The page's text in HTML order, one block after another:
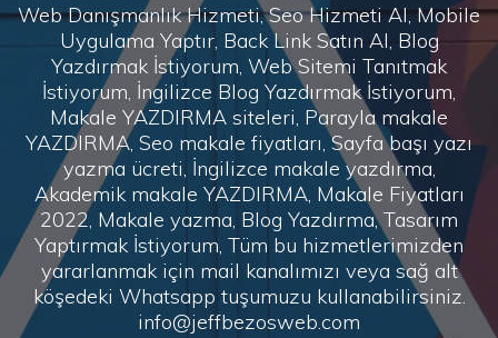
Web Danışmanlık Hizmeti, Seo Hizmeti Al, Mobile
Uygulama Yaptır, Back Link Satın Al, Blog
Yazdırmak İstiyorum, Web Sitemi Tanıtmak
İstiyorum, İngilizce Blog Yazdırmak İstiyorum,
Makale YAZDIRMA siteleri, Parayla makale
YAZDIRMA, Seo makale fiyatları, Sayfa başı yazı
yazma ücreti, İngilizce makale yazdırma,
Akademik makale YAZDIRMA, Makale Fiyatları
2022, Makale yazma, Blog Yazdırma, Tasarım
Yaptırmak İstiyorum, Tüm bu hizmetlerimizden
yararlanmak için mail kanalımızı veya sağ alt
köşedeki Whatsapp tuşumuzu kullanabilirsiniz.
info@jeffbezosweb.com